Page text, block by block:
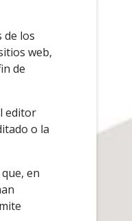
de los
web,
de
editor
o la
en